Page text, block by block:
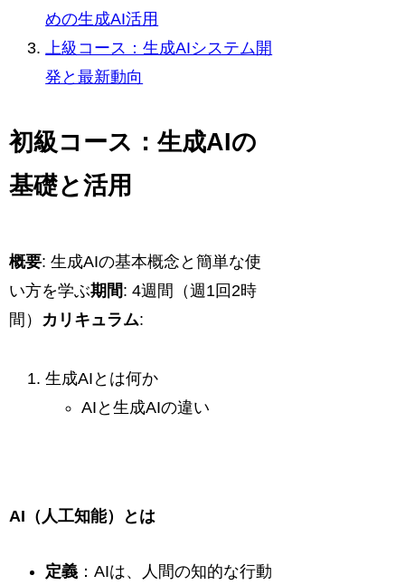
めの生成AI活用
上級コース：生成AIシステム開
発と最新動向
初級コース：生成AIの
基礎と活用
概要: 生成AIの基本概念と簡単な使
い方を学ぶ期間: 4週間（週1回2時
間） カリキュラム:
生成AIとは何か
AIと生成AIの違い
AI（人工知能）とは
定義 ：AIは、人間の知的な行動